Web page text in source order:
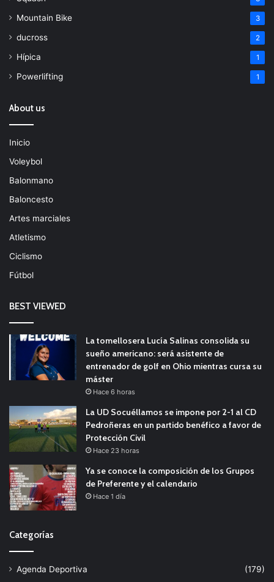
Mountain Bike 3
ducross 2
Hípica 1
Powerlifting 1
About us
Inicio
Voleybol
Balonmano
Baloncesto
Artes marciales
Atletismo
Ciclismo
Fútbol
BEST VIEWED
La tomellosera Lucía Salinas consolida su
sueño americano: será asistente de
entrenador de golf en Ohio mientras cursa su
máster
Hace 6 horas
La UD Socuéllamos se impone por 2-1 al CD
Pedroñeras en un partido benéfico a favor de
Protección Civil
Hace 23 horas
Ya se conoce la composición de los Grupos
de Preferente y el calendario
Hace 1 día
Categorías
Agenda Deportiva
(179)